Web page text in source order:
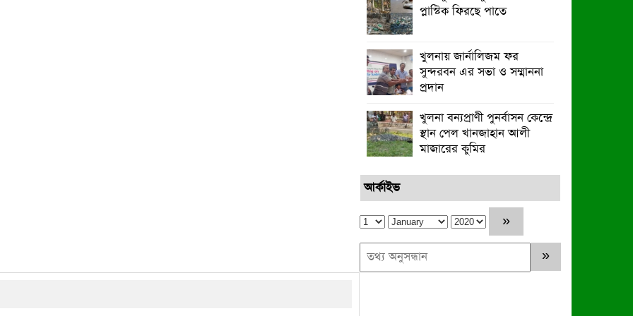
প্লাস্টিক ফিরছে পাতে
খুলনায় জার্নালিজম ফর
সুন্দরবন এর সভা ও সম্মাননা
প্রদান
খুলনা বন্যপ্রাণী পুনর্বাসন কেন্দ্রে
স্থান পেল খানজাহান আলী
মাজারের কুমির
আর্কাইভ